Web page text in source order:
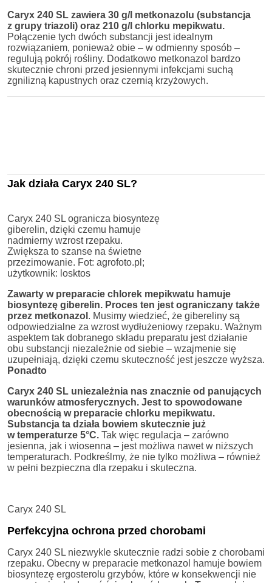
Caryx 240 SL zawiera 30 g/l metkonazolu (substancja
z grupy triazoli) oraz 210 g/l chlorku mepikwatu.
Połączenie tych dwóch substancji jest idealnym
rozwiązaniem, ponieważ obie – w odmienny sposób –
regulują pokrój rośliny. Dodatkowo metkonazol bardzo
skutecznie chroni przed jesiennymi infekcjami suchą
zgnilizną kapustnych oraz czernią krzyżowych.
Jak działa Caryx 240 SL?
Caryx 240 SL ogranicza biosyntezę
giberelin, dzięki czemu hamuje
nadmierny wzrost rzepaku.
Zwiększa to szanse na świetne
przezimowanie. Fot: agrofoto.pl;
użytkownik: losktos
Zawarty w preparacie chlorek mepikwatu hamuje
biosyntezę giberelin. Proces ten jest ograniczany także
przez metkonazol . Musimy wiedzieć, że gibereliny są
odpowiedzialne za wzrost wydłużeniowy rzepaku. Ważnym
aspektem tak dobranego składu preparatu jest działanie
obu substancji niezależnie od siebie – wzajmenie się
uzupełniają, dzięki czemu skuteczność jest jeszcze wyższa.
Ponadto
Caryx 240 SL uniezależnia nas znacznie od panujących
warunków atmosferycznych. Jest to spowodowane
obecnością w preparacie chlorku mepikwatu.
Substancja ta działa bowiem skutecznie już
w temperaturze 5°C. Tak więc regulacja – zarówno
jesienna, jak i wiosenna – jest możliwa nawet w niższych
temperaturach. Podkreślmy, że nie tylko możliwa – również
w pełni bezpieczna dla rzepaku i skuteczna.
Caryx 240 SL
Perfekcyjna ochrona przed chorobami
Caryx 240 SL niezwykle skutecznie radzi sobie z chorobami
rzepaku. Obecny w preparacie metkonazol hamuje bowiem
biosyntezę ergosterolu grzybów, które w konsekwencji nie